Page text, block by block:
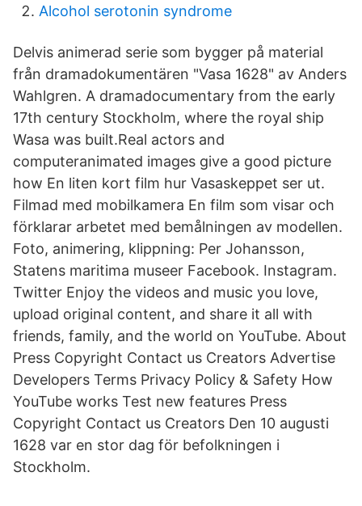
Alcohol serotonin syndrome
Delvis animerad serie som bygger på material
från dramadokumentären "Vasa 1628" av Anders
Wahlgren. A dramadocumentary from the early
17th century Stockholm, where the royal ship
Wasa was built.Real actors and
computeranimated images give a good picture
how En liten kort film hur Vasaskeppet ser ut.
Filmad med mobilkamera En film som visar och
förklarar arbetet med bemålningen av modellen.
Foto, animering, klippning: Per Johansson,
Statens maritima museer Facebook. Instagram.
Twitter Enjoy the videos and music you love,
upload original content, and share it all with
friends, family, and the world on YouTube. About
Press Copyright Contact us Creators Advertise
Developers Terms Privacy Policy & Safety How
YouTube works Test new features Press
Copyright Contact us Creators Den 10 augusti
1628 var en stor dag för befolkningen i
Stockholm.